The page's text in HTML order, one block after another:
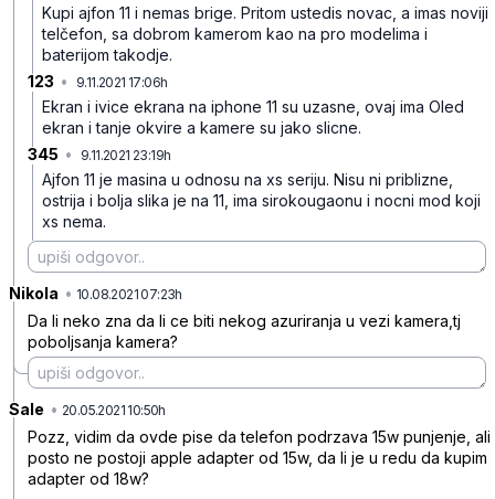
Kupi ajfon 11 i nemas brige. Pritom ustedis novac, a imas noviji
telčefon, sa dobrom kamerom kao na pro modelima i
baterijom takodje.
123 • 9.11.2021 17:06h
Ekran i ivice ekrana na iphone 11 su uzasne, ovaj ima Oled
ekran i tanje okvire a kamere su jako slicne.
345 • 9.11.2021 23:19h
Ajfon 11 je masina u odnosu na xs seriju. Nisu ni priblizne,
ostrija i bolja slika je na 11, ima sirokougaonu i nocni mod koji
xs nema.
Nikola • 10.08.2021 07:23h
Da li neko zna da li ce biti nekog azuriranja u vezi kamera,tj
poboljsanja kamera?
Sale • 20.05.2021 10:50h
Pozz, vidim da ovde pise da telefon podrzava 15w punjenje, ali
posto ne postoji apple adapter od 15w, da li je u redu da kupim
adapter od 18w?